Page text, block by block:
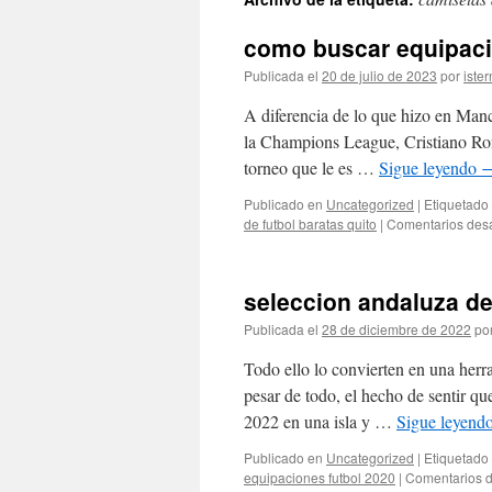
contenido
como buscar
Publicada el 20 de julio de 2023 por
A diferencia de lo que hizo en
la Champions League, Cristiano
torneo que le es … Sigue leyendo
Publicado en Uncategorized | Etiquetado
de futbol baratas quito | Comentarios
seleccion andaluza
Publicada el 28 de diciembre de 2022
Todo ello lo convierten en una
pesar de todo, el hecho de sentir
2022 en una isla y … Sigue
Publicado en Uncategorized | Etiquetado
equipaciones futbol 2020 | Comentarios